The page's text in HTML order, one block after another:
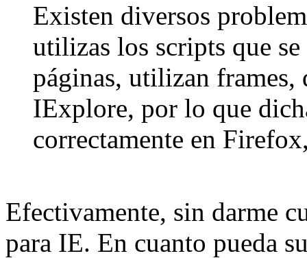
Existen diversos
utilizas los scripts que
páginas, utilizan frames,
IExplore, por lo que
correctamente en
Efectivamente, sin darme
para IE. En cuanto pueda